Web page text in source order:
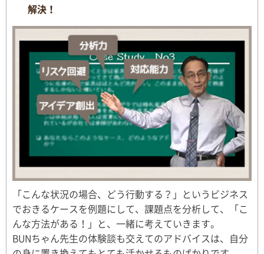
解決！
「こんな状況の場合、どう行動する？」というビジネス
でおきるケースを例題にして、課題点を分析して、「こ
んな方法がある！」と、一緒に考えていきます。
BUNちゃん先生の体験談も交えてのアドバイスは、自分